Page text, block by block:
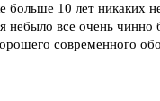
больше 10 лет никаких
небыло все очень чинно
современного